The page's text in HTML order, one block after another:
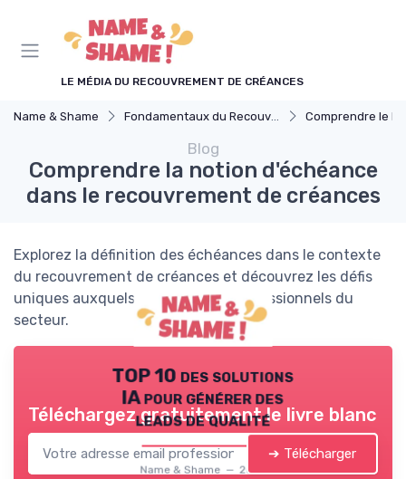
LE MÉDIA DU RECOUVREMENT DE CRÉANCES
Name & Shame Fondamentaux du Recouvrement Comprendre le Recouvrement
Blog
Comprendre la notion d'échéance
dans le recouvrement de créances
Explorez la définition des échéances dans le contexte
du recouvrement de créances et découvrez les défis
uniques auxquels font face les professionnels du
secteur.
TOP 10 des solutions
IA pour générer des
leads de qualité
Name & Shame — 2026
Téléchargez gratuitement le livre blanc
➔ Télécharger